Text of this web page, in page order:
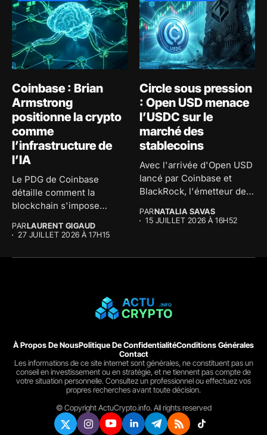
Coinbase : Brian
Armstrong
positionne la crypto
comme
l’infrastructure de
l’IA
Le PDG de Coinbase
détaille comment la
blockchain s'impose
financière...
PARLAURENT GIGAUD
27 JUILLET 2026 À 17H15
Circle sous pression
: Open USD menace
l’USDC sur le
marché des
stablecoins
Avec l'arrivée d'Open USD
lancé par Coinbase et
BlackRock, l'émetteur de
PARNATALIA SAVAS
15 JUILLET 2026 À 16H52
À Propos De NousPolitique De ConfidentialitéConditions Générales
Contact
Les informations de ce site internet sont générales, ne constituent pas un
conseil en investissement ou en stratégie, et ne tiennent pas compte de
votre situation personnelle. Consultez un professionnel ou effectuez vos
propres recherches avant toute décision.
© Copyright ActuCrypto.info. All rights reserved